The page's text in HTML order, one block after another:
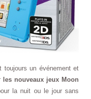
toujours un événement et
les nouveaux jeux Moon
la nuit ou le jour sans